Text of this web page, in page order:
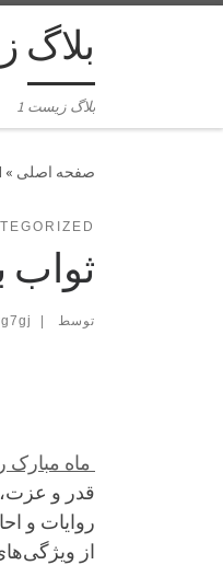
بلاگ
بلاگ زیست 1
»
ثواب
توسط
ماه
قدر و عزت،
روایات و
از